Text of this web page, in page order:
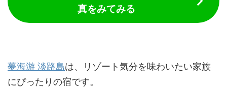
真をみてみる
夢海游 淡路島は、リゾート気分を味わいたい家族
にぴったりの宿です。